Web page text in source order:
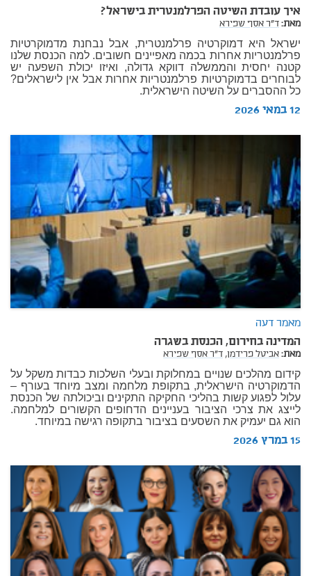
איך עובדת השיטה הפרלמנטרית בישראל?
מאת:ד"ר אסף שפירא
ישראל היא דמוקרטיה פרלמנטרית, אבל נבחנת מדמוקרטיות
פרלמנטריות אחרות בכמה מאפיינים חשובים. למה הכנסת שלנו
קטנה יחסית והממשלה דווקא גדולה, ואיזו יכולת השפעה יש
לבוחרים בדמוקרטיות פרלמנטריות אחרות אבל אין לישראלים?
כל ההסברים על השיטה הישראלית.
12 במאי 2026
מאמר דעה
המדינה בחירום, הכנסת בשגרה
מאת:אביטל פרידמן, ד"ר אסף שפירא
קידום מהלכים שנויים במחלוקת ובעלי השלכות כבדות משקל על
הדמוקרטיה הישראלית, בתקופת מלחמה ומצב מיוחד בעורף –
עלול לפגוע קשות בהליכי החקיקה התקינים וביכולתה של הכנסת
לייצג את צרכי הציבור בעניינים הדחופים הקשורים למלחמה.
הוא גם יעמיק את השסעים בציבור בתקופה רגישה במיוחד.
15 במרץ 2026